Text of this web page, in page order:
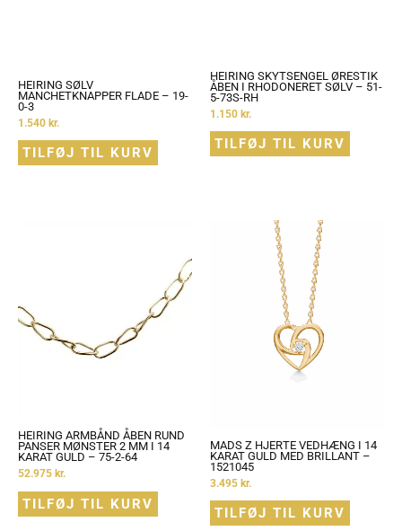
HEIRING SØLV
MANCHETKNAPPER FLADE – 19-
0-3
1.540 kr.
TILFØJ TIL KURV
HEIRING SKYTSENGEL ØRESTIK
ÅBEN I RHODONERET SØLV – 51-
5-73S-RH
1.150 kr.
TILFØJ TIL KURV
HEIRING ARMBÅND ÅBEN RUND
PANSER MØNSTER 2 MM I 14
KARAT GULD – 75-2-64
52.975 kr.
TILFØJ TIL KURV
MADS Z HJERTE VEDHÆNG I 14
KARAT GULD MED BRILLANT –
1521045
3.495 kr.
TILFØJ TIL KURV